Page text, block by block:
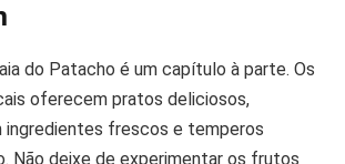
do Patacho é um capítulo à parte. Os
oferecem pratos deliciosos,
ingredientes frescos e temperos
Não deixe de experimentar os frutos